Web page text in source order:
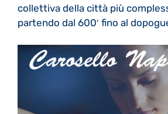
collettiva della città più
partendo dal 600′ fino al